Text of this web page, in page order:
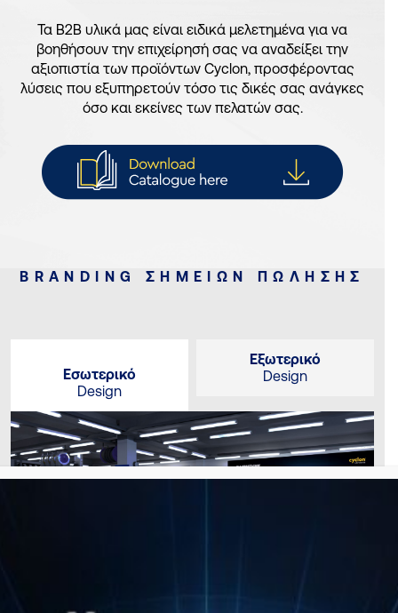
Τα B2B υλικά μας είναι ειδικά μελετημένα για να
βοηθήσουν την επιχείρησή σας να αναδείξει την
αξιοπιστία των προϊόντων Cyclon, προσφέροντας
λύσεις που εξυπηρετούν τόσο τις δικές σας ανάγκες
όσο και εκείνες των πελατών σας.
BRANDING ΣΗΜΕΙΩΝ ΠΩΛΗΣΗΣ
Εσωτερικό
Design
Εξωτερικό
Design